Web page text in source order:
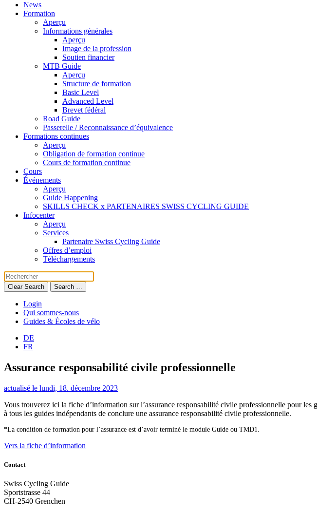
News
Formation
Aperçu
Informations générales
Aperçu
Image de la profession
Soutien financier
MTB Guide
Aperçu
Structure de formation
Basic Level
Advanced Level
Brevet fédéral
Road Guide
Passerelle / Reconnaissance d’équivalence
Formations continues
Aperçu
Obligation de formation continue
Cours de formation continue
Cours
Événements
Aperçu
Guide Happening
SKILLS CHECK x PARTENAIRES SWISS CYCLING GUIDE
Infocenter
Aperçu
Services
Partenaire Swiss Cycling Guide
Offres d’emploi
Téléchargements
Clear Search Search …
Login
Qui sommes-nous
Guides & Écoles de vélo
DE
FR
Assurance responsabilité civile professionnelle
actualisé le lundi, 18. décembre 2023
Vous trouverez ici la fiche d’information sur l’assurance responsabilité civile professionnelle pour
à tous les guides indépendants de conclure une assurance responsabilité civile professionnelle.
*La condition de formation pour l’assurance est d’avoir terminé le module Guide ou TMD1.
Vers la fiche d’information
Contact
Swiss Cycling Guide
Sportstrasse 44
CH-2540 Grenchen